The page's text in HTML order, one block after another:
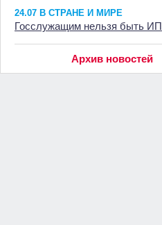
24.07 В СТРАНЕ И МИРЕ
Госслужащим нельзя быть ИП
Архив новостей